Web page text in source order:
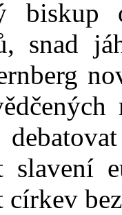
snad
slavení
církev